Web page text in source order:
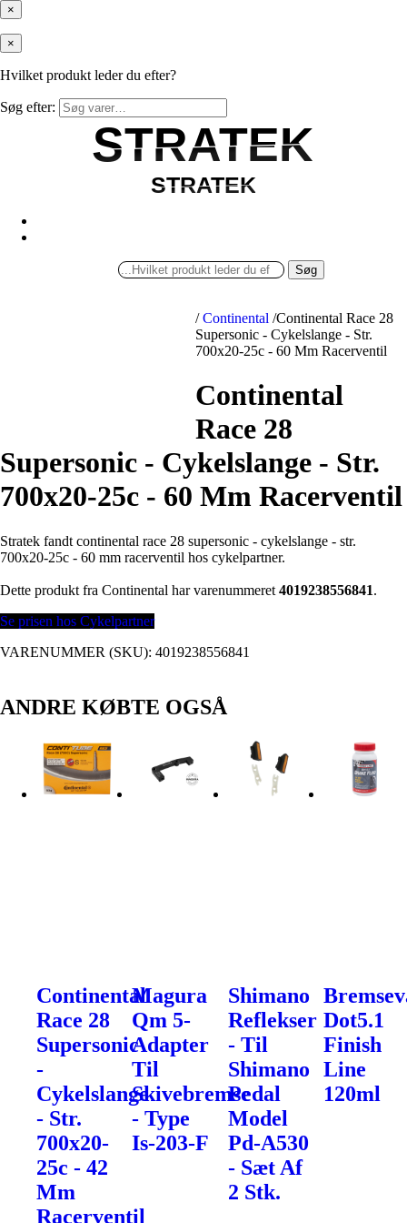
×
×
Hvilket produkt leder du efter?
Søg efter:
STRATEK
STRATEK
STRATEK
STRATEK
Søg
/ Continental /Continental Race 28
Supersonic - Cykelslange - Str.
700x20-25c - 60 Mm Racerventil
Continental
Race 28
Supersonic - Cykelslange - Str.
700x20-25c - 60 Mm Racerventil
Stratek fandt continental race 28 supersonic - cykelslange - str.
700x20-25c - 60 mm racerventil hos cykelpartner.
Dette produkt fra Continental har varenummeret 4019238556841.
Se prisen hos Cykelpartner
VARENUMMER (SKU): 4019238556841
ANDRE KØBTE OGSÅ
Continental
Race 28
Supersonic
-
Cykelslange
- Str.
700x20-
25c - 42
Mm
Racerventil
Magura
Qm 5-
Adapter
Til
Skivebremse
- Type
Is-203-F
Shimano
Reflekser
- Til
Shimano
Pedal
Model
Pd-A530
- Sæt Af
2 Stk.
Dot5.1
Finish
Line
120ml